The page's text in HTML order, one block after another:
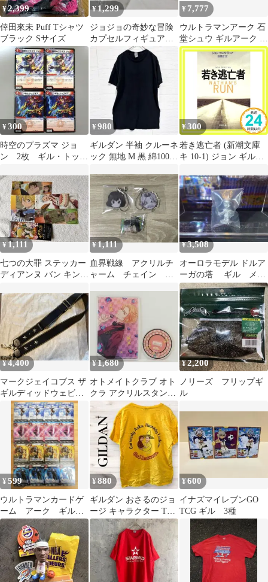
¥2,399
倖田來未 Puff Tシャツ
ブラック Sサイズ
¥1,299
ジョジョの奇妙な冒険
カプセルフィギュア
RE-コレクト06 アバッ
キオ&ギルガ
¥ 7,777
ウルトラマンアーク 石
堂シュウ ギルアーク ま
とめ売り
¥300
時空のプラズマ ジョ
ン 2枚 ギル・トップ
¥980
ギルダン 半袖 クルーネ
ック 無地 M 黒 綿100
番
¥300
若き逃亡者 (新潮文庫
キ 10-1) ジョン ギルス
John; 宏， 飯島_02
¥ 1,111
七つの大罪 ステッカー
ディアンヌ バン キング
¥ 1,111
血界戦線 アクリルチ
ャーム チェイン ギ
¥3,508
オーロラモデル ドルア
ーガの塔 ギル メタ
ル フィギュア ダイキ
ャスト
¥4,400
マークジェイコブス ザ
ギルディッドウェビグ
ショルダーストラップ
¥1,680
オトメイトクラブ オト
クラ アクリルスタンド
アクスタ キュピパラ ギ
ル
¥2,200
ノリーズ フリップギ
ル
¥599
ウルトラマンカードゲ
ーム アーク ギルア
ーク R RR BP08 各4
枚 美品
¥880
ギルダン おさるのジョ
ージ キャラクター Tシ
ャツ 半袖 S 黄 綿
¥600
イナズマイレブンGO
TCG ギル 3種